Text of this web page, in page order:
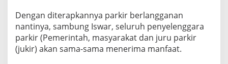
Dengan diterapkannya parkir berlangganan
nantinya, sambung Iswar, seluruh penyelenggara
parkir (Pemerintah, masyarakat dan juru parkir
(jukir) akan sama-sama menerima manfaat.